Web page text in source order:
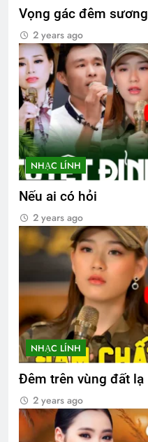
Vọng gác đêm sương
2 years ago
NHẠC LÍNH
Nếu ai có hỏi
2 years ago
NHẠC LÍNH
Đêm trên vùng đất lạ
2 years ago